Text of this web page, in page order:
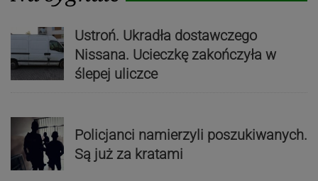
Ustroń. Ukradła dostawczego
Nissana. Ucieczkę zakończyła w
ślepej uliczce
Policjanci namierzyli poszukiwanych.
Są już za kratami